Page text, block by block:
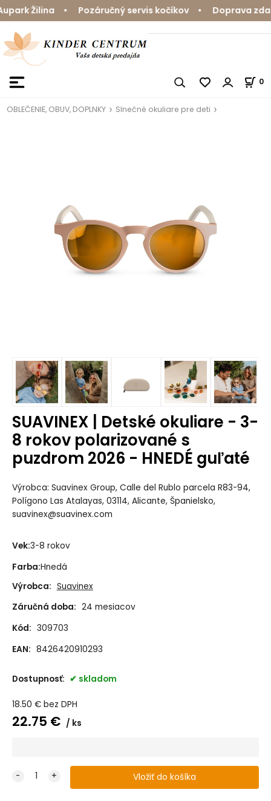
Žilina • Pozáručný servis kočíkov • Doprava
0
OBLEČENIE, OBUV, DOPLNKY Slnečné okuliare pre deti
SUAVINEX | Detské okuliare - 3-
8 rokov polarizované s
puzdrom 2026 - HNEDÉ guľaté
Výrobca: Suavinex Group, Calle del Rublo parcela R83-94,
Polígono Las Atalayas, 03114, Alicante, Španielsko,
suavinex@suavinex.com
Vek:3-8 rokov
Farba:Hnedá
Výrobca: Suavinex
Záručná doba: 24 mesiacov
Kód: 309703
EAN: 8426420910293
Dostupnosť: skladom
18.50 € bez DPH
22.75 € ks